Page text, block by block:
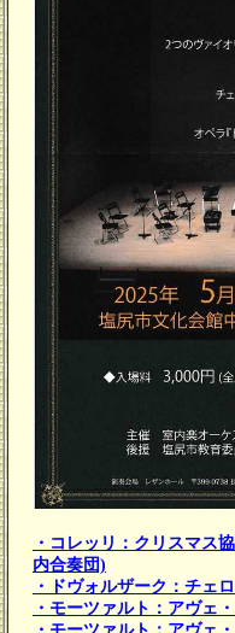
・コレッリ：クリスマス
内合奏団)
・ドヴォルザーク：チェ
・モーツァルト：アヴェ